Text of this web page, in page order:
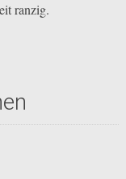
ranzig.